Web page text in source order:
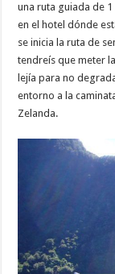
una ruta guiada de
en el hotel dónde
se inicia la ruta de
tendreís que meter
lejía para no
entorno a la
Zelanda.